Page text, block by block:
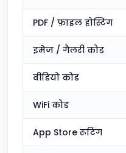
PDF / फ़ाइल होस्टिंग
इमेज / गैलरी कोड
वीडियो कोड
WiFi कोड
App Store रूटिंग